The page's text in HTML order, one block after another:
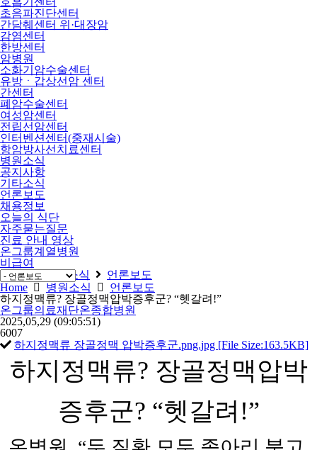
초음파진단센터
간담췌센터 위·대장암
감염센터
한방센터
암병원
소화기암수술센터
유방ㆍ갑상선암 센터
간센터
폐암수술센터
여성암센터
전립선암센터
인터벤션센터(중재시술)
항암방사선치료센터
병원소식
공지사항
기타소식
언론보도
채용정보
오늘의 식단
자주묻는질문
진료 안내 영상
온그룹계열병원
비급여
Home
병원소식
언론보도
Home
병원소식
언론보도
하지정맥류? 장골정맥압박증후군? “헷갈려!”
온그룹의료재단온종합병원
2025,05,29 (09:05:51)
6007
하지정맥류 장골정맥 압박증후군.png.jpg [File Size:163.5KB]
하지정맥류? 장골정맥압박
증후군? “헷갈려!”